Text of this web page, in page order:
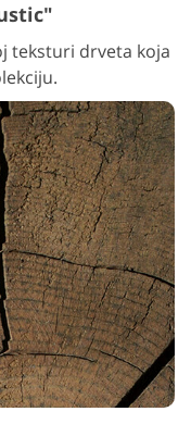
teksturi drveta koja